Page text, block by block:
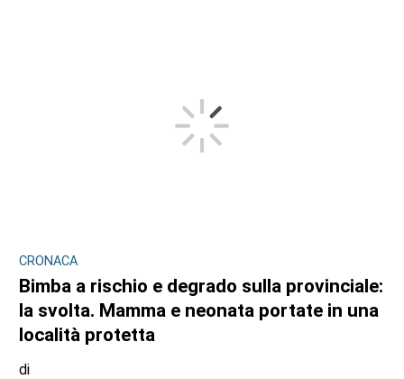
CRONACA
Bimba a rischio e degrado sulla provinciale:
la svolta. Mamma e neonata portate in una
località protetta
di